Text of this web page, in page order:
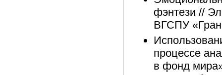
фэнтези //
ВГСПУ
процессе
в фонд